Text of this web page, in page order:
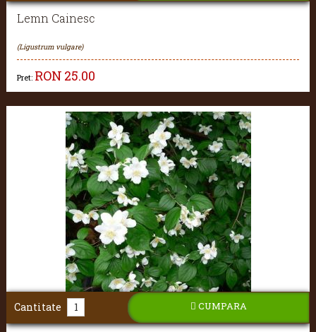
Lemn Cainesc
(Ligustrum vulgare)
Pret: RON 25.00
Cantitate CUMPARA